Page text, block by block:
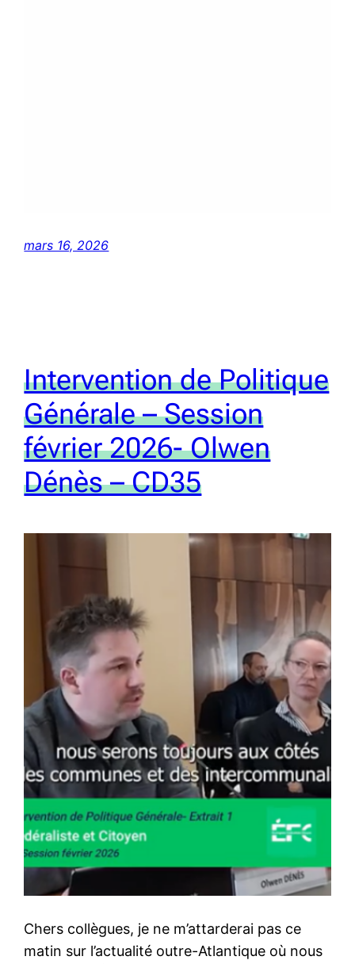
mars 16, 2026
Intervention de Politique
Générale – Session
février 2026- Olwen
Dénès – CD35
Chers collègues, je ne m’attarderai pas ce
matin sur l’actualité outre-Atlantique où nous